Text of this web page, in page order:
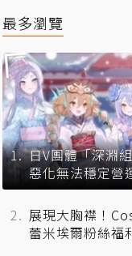
最多瀏覽
日V團體「深淵
惡化無法穩定營
來去向
展現大胸襟！
蕾米埃爾粉絲福